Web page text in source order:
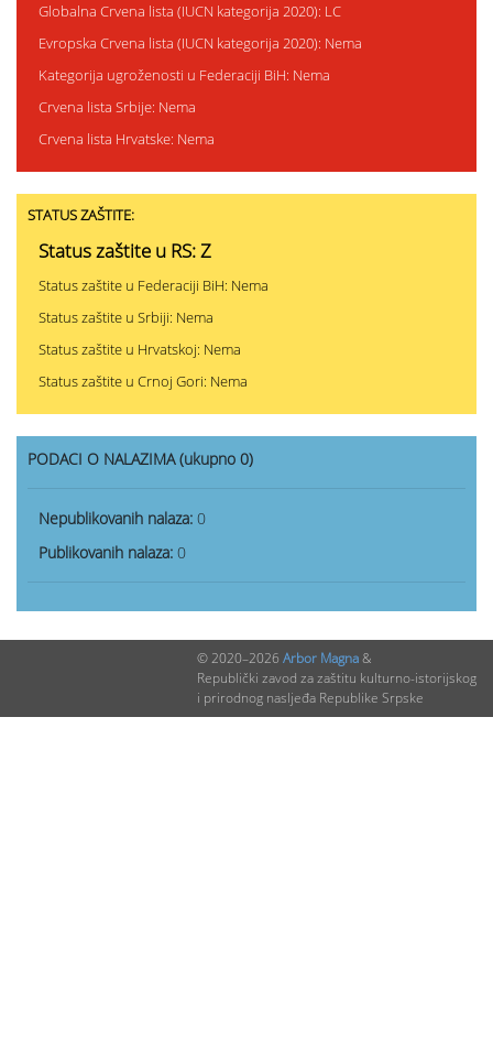
Globalna Crvena lista (IUCN kategorija 2020): LC
Evropska Crvena lista (IUCN kategorija 2020): Nema
Kategorija ugroženosti u Federaciji BiH: Nema
Crvena lista Srbije: Nema
Crvena lista Hrvatske: Nema
STATUS ZAŠTITE:
Status zaštite u RS: Z
Status zaštite u Federaciji BiH: Nema
Status zaštite u Srbiji: Nema
Status zaštite u Hrvatskoj: Nema
Status zaštite u Crnoj Gori: Nema
PODACI O NALAZIMA (ukupno 0)
Nepublikovanih nalaza: 0
Publikovanih nalaza: 0
© 2020–2026 Arbor Magna&
Republički zavod za zaštitu kulturno-istorijskog
i prirodnog nasljeđa Republike Srpske